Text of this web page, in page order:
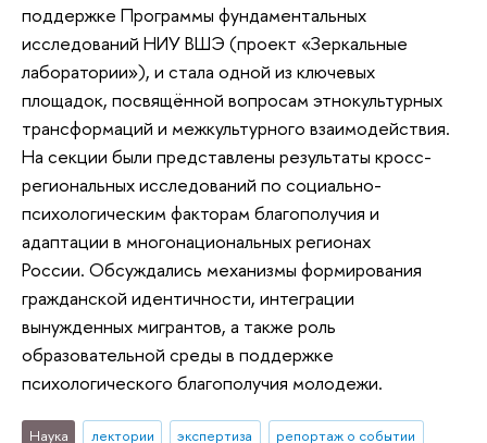
поддержке Программы фундаментальных
исследований НИУ ВШЭ (проект «Зеркальные
лаборатории»), и стала одной из ключевых
площадок, посвящённой вопросам этнокультурных
трансформаций и межкультурного взаимодействия.
На секции были представлены результаты кросс-
региональных исследований по социально-
психологическим факторам благополучия и
адаптации в многонациональных регионах
России. Обсуждались механизмы формирования
гражданской идентичности, интеграции
вынужденных мигрантов, а также роль
образовательной среды в поддержке
психологического благополучия молодежи.
Наука лектории экспертиза
репортаж о событии